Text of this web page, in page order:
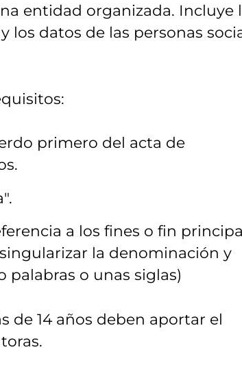
entidad organizada. Incluye
los datos de las personas
primero del acta de
a los fines o fin
la denominación y
o unas siglas)
de 14 años deben aportar el